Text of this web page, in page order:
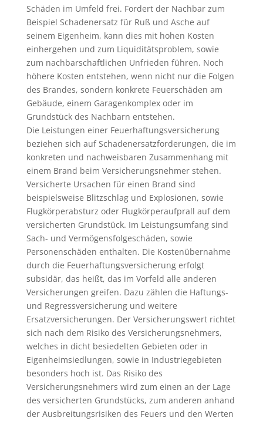
Schäden im Umfeld frei. Fordert der Nachbar zum
Beispiel Schadenersatz für Ruß und Asche auf
seinem Eigenheim, kann dies mit hohen Kosten
einhergehen und zum Liquiditätsproblem, sowie
zum nachbarschaftlichen Unfrieden führen. Noch
höhere Kosten entstehen, wenn nicht nur die Folgen
des Brandes, sondern konkrete Feuerschäden am
Gebäude, einem Garagenkomplex oder im
Grundstück des Nachbarn entstehen.
Die Leistungen einer Feuerhaftungsversicherung
beziehen sich auf Schadenersatzforderungen, die im
konkreten und nachweisbaren Zusammenhang mit
einem Brand beim Versicherungsnehmer stehen.
Versicherte Ursachen für einen Brand sind
beispielsweise Blitzschlag und Explosionen, sowie
Flugkörperabsturz oder Flugkörperaufprall auf dem
versicherten Grundstück. Im Leistungsumfang sind
Sach- und Vermögensfolgeschäden, sowie
Personenschäden enthalten. Die Kostenübernahme
durch die Feuerhaftungsversicherung erfolgt
subsidär, das heißt, das im Vorfeld alle anderen
Versicherungen greifen. Dazu zählen die Haftungs-
und Regressversicherung und weitere
Ersatzversicherungen. Der Versicherungswert richtet
sich nach dem Risiko des Versicherungsnehmers,
welches in dicht besiedelten Gebieten oder in
Eigenheimsiedlungen, sowie in Industriegebieten
besonders hoch ist. Das Risiko des
Versicherungsnehmers wird zum einen an der Lage
des versicherten Grundstücks, zum anderen anhand
der Ausbreitungsrisiken des Feuers und den Werten